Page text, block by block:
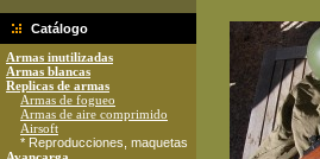
Catálogo
Armas inutilizadas
Armas blancas
Replicas de armas
Armas de fogueo
Armas de aire comprimido
Airsoft
* Reproducciones, maquetas